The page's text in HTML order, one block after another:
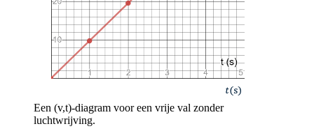
Een (v,t)-diagram voor een vrije val zonder
luchtwrijving.